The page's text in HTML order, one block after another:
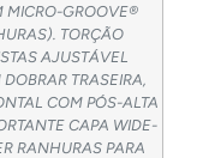
MICRO-GROOVE®
TORÇÃO
AJUSTÁVEL
TRASEIRA,
COM PÓS-ALTA
CAPA WIDE-
RANHURAS PARA